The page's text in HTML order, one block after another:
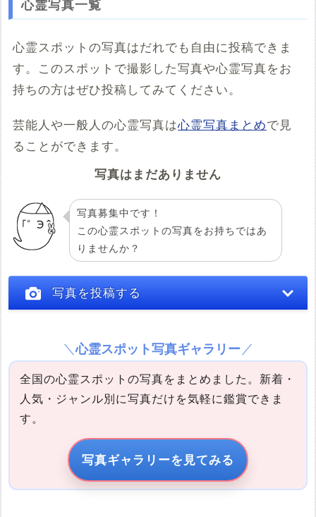
例：<iframe src="https://www.google.com/maps/embed?
pb=******" width="600" height="450" frameborder="0"
コメント
心霊写真一覧
心霊スポットの写真はだれでも自由に投稿できま
す。このスポットで撮影した写真や心霊写真をお
持ちの方はぜひ投稿してみてください。
芸能人や一般人の心霊写真は心霊写真まとめで見
ることができます。
写真はまだありません
写真募集中です！
この心霊スポットの写真をお持ちではあ
りませんか？
写真を投稿する
写真の説明
心霊スポット写真ギャラリー
全国の心霊スポットの写真をまとめました。新着・
人気・ジャンル別に写真だけを気軽に鑑賞できま
す。
写真ギャラリーを見てみる